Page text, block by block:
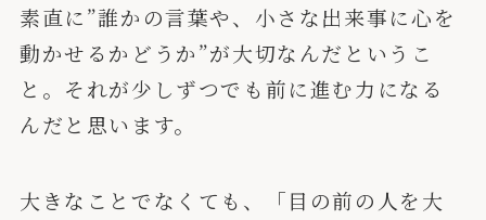
素直に”誰かの言葉や、小さな出来事に心を
動かせるかどうか”が大切なんだというこ
と。それが少しずつでも前に進む力になる
んだと思います。
大きなことでなくても、「目の前の人を大